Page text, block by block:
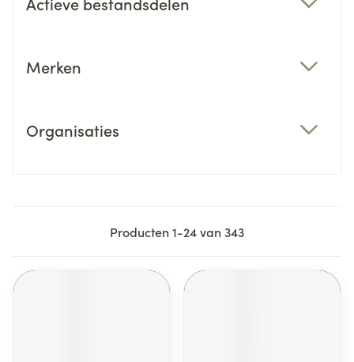
Merken
Organisaties
Producten1-24van343